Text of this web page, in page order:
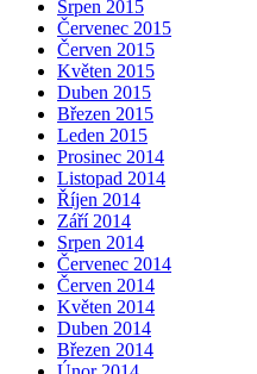
Srpen 2015
Červenec 2015
Červen 2015
Květen 2015
Duben 2015
Březen 2015
Leden 2015
Prosinec 2014
Listopad 2014
Říjen 2014
Září 2014
Srpen 2014
Červenec 2014
Červen 2014
Květen 2014
Duben 2014
Březen 2014